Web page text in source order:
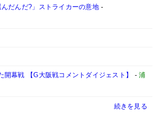
だんだ?」ストライカーの意地-
幕戦 【G大阪戦コメントダイジェスト】 -浦
続きを見る